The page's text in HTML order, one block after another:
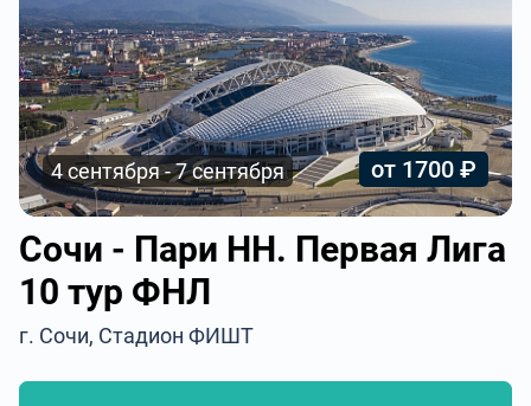
4 сентября - 7 сентября от 1700 ₽
Сочи - Пари НН. Первая Лига
10 тур ФНЛ
г. Сочи, Стадион ФИШТ